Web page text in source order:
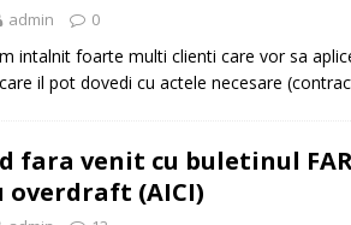
[ 6 ianuarie 2025 ] Credit restantieri 2025.
admin 0
intalnit foarte multi clienti care vor sa
il pot dovedi cu actele necesare
fara venit cu buletinul
overdraft (AICI)